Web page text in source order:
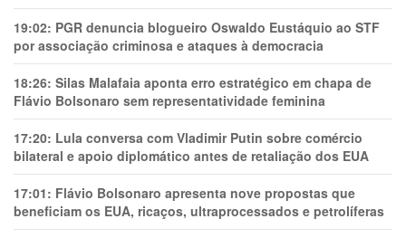
19:02: PGR denuncia blogueiro Oswaldo Eustáquio ao STF
por associação criminosa e ataques à democracia
18:26: Silas Malafaia aponta erro estratégico em chapa de
Flávio Bolsonaro sem representatividade feminina
17:20: Lula conversa com Vladimir Putin sobre comércio
bilateral e apoio diplomático antes de retaliação dos EUA
17:01: Flávio Bolsonaro apresenta nove propostas que
beneficiam os EUA, ricaços, ultraprocessados e petrolíferas